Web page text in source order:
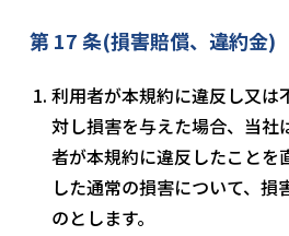
第 17 条(損害賠償、違約金)
利用者が本規約に違反し又は
対し損害を与えた場合、当社
者が本規約に違反したことを
した通常の損害について、損
のとします。